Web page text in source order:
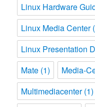
Linux Hardware
Linux Media Center
Linux Presentation
Mate (1) Media-
Multimediacenter(1)